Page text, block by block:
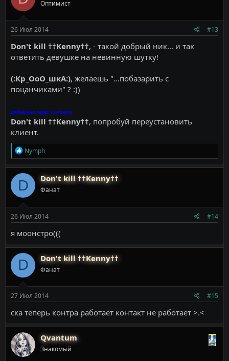
и
и
Оптимист
26 Июл 2014 #13
Don't kill ††Kenny††, - такой добрый ник... и так
ответить девушке на невинную шутку!
(:Кр_ОоО_шкА:), желаешь "...побазарить с
поцанчиками" ? :))
Добавлено через 12 минут
Don't kill ††Kenny††, попробуй переустановить
клиент.
Р
е
а
к
ц
и
и
Nymph
D Don't kill ††Kenny††
Фанат
26 Июл 2014 #14
я моонстро(((
D Don't kill ††Kenny††
Фанат
27 Июл 2014 #15
ска теперь контра работает контакт не работает >.<
Qvantum
Знакомый